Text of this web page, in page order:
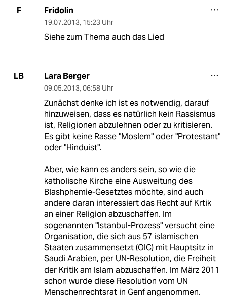
F Fridolin
19.07.2013, 15:23 Uhr
Siehe zum Thema auch das Lied
LB Lara Berger
09.05.2013, 06:58 Uhr
Zunächst denke ich ist es notwendig, darauf
hinzuweisen, dass es natürlich kein Rassismus
ist, Religionen abzulehnen oder zu kritisieren.
Es gibt keine Rasse "Moslem" oder "Protestant"
oder "Hinduist".
Aber, wie kann es anders sein, so wie die
katholische Kirche eine Ausweitung des
Blashphemie-Gesetztes möchte, sind auch
andere daran interessiert das Recht auf Krtik
an einer Religion abzuschaffen. Im
sogenannten "Istanbul-Prozess" versucht eine
Organisation, die sich aus 57 islamischen
Staaten zusammensetzt (OIC) mit Hauptsitz in
Saudi Arabien, per UN-Resolution, die Freiheit
der Kritik am Islam abzuschaffen. Im März 2011
schon wurde diese Resolution vom UN
Menschenrechtsrat in Genf angenommen.